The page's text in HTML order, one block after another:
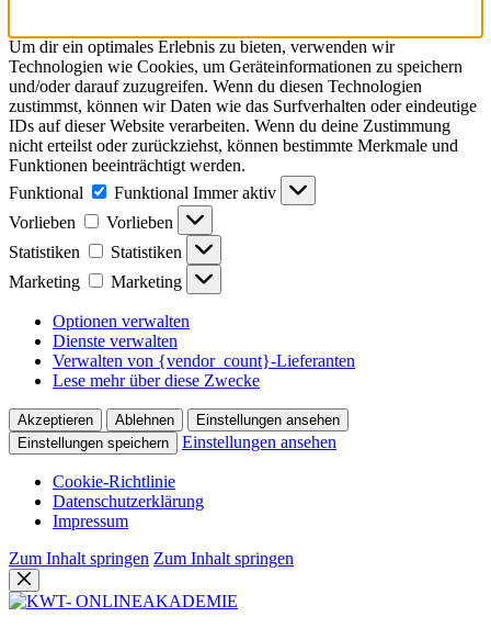
Um dir ein optimales Erlebnis zu bieten, verwenden wir
Technologien wie Cookies, um Geräteinformationen zu speichern
und/oder darauf zuzugreifen. Wenn du diesen Technologien
zustimmst, können wir Daten wie das Surfverhalten oder eindeutige
IDs auf dieser Website verarbeiten. Wenn du deine Zustimmung
nicht erteilst oder zurückziehst, können bestimmte Merkmale und
Funktionen beeinträchtigt werden.
Funktional
Funktional Immer aktiv
Vorlieben
Vorlieben
Statistiken
Statistiken
Marketing
Marketing
Optionen verwalten
Dienste verwalten
Verwalten von {vendor_count}-Lieferanten
Lese mehr über diese Zwecke
Akzeptieren Ablehnen
Einstellungen ansehen
Einstellungen speichern
Einstellungen ansehen
Cookie-Richtlinie
Datenschutzerklärung
Impressum
Zum Inhalt springen Zum Inhalt springen